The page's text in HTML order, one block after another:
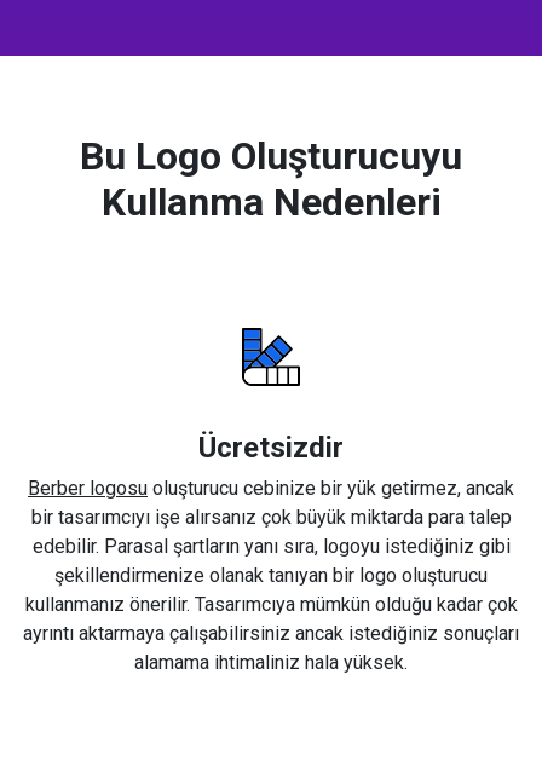
Bu Logo Oluşturucuyu
Kullanma Nedenleri
Ücretsizdir
Berber logosu oluşturucu cebinize bir yük getirmez, ancak
bir tasarımcıyı işe alırsanız çok büyük miktarda para talep
edebilir. Parasal şartların yanı sıra, logoyu istediğiniz gibi
şekillendirmenize olanak tanıyan bir logo oluşturucu
kullanmanız önerilir. Tasarımcıya mümkün olduğu kadar çok
ayrıntı aktarmaya çalışabilirsiniz ancak istediğiniz sonuçları
alamama ihtimaliniz hala yüksek.